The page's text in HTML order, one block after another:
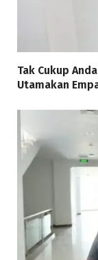
Tak Cukup
Utamakan